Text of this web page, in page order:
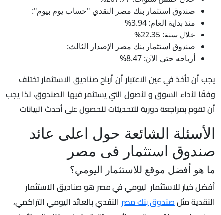
صندوق استثمار بنك مصر النقدي "حساب يوم بيوم":
منذ بداية العام: 3.94%
خلال سنة: 22.35%
صندوق استثمار بنك مصر الإصدار الثالث:
أرباحه حتى الآن: 8.47%
يجب أن تأخذ في عين الاعتبار أن أرباح صناديق الاستثمار تختلف
وفقًا لأداء السوق والأصول التي يستثمر فيها الصندوق، لذا يجب
أن تقوم بمراجعة دورية للتحديثات للحصول على أحدث البيانات
الأسئلة الشائعة حول اعلى عائد
صندوق استثمار فى مصر
ما هو أفضل موقع للاستثمار اليومي؟
أفضل خيار للاستثمار اليومي في مصر هو صناديق الاستثمار
النقدية مثلصندوق بنك مصر النقدي بالعائد اليومي التراكمي،